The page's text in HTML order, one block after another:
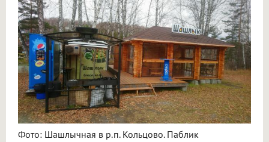
Фото: Шашлычная в р.п. Кольцово. Паблик